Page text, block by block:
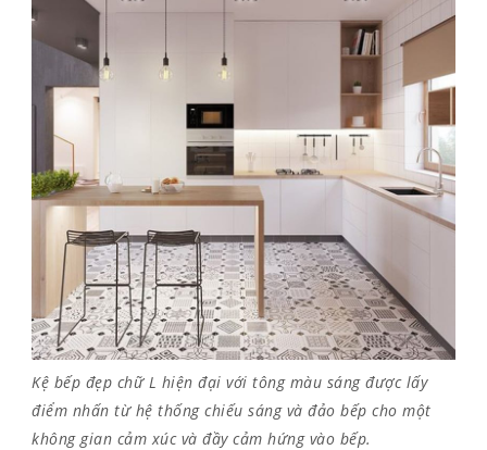
Kệ bếp đẹp chữ L hiện đại với tông màu sáng được lấy
điểm nhấn từ hệ thống chiếu sáng và đảo bếp cho một
không gian cảm xúc và đầy cảm hứng vào bếp.